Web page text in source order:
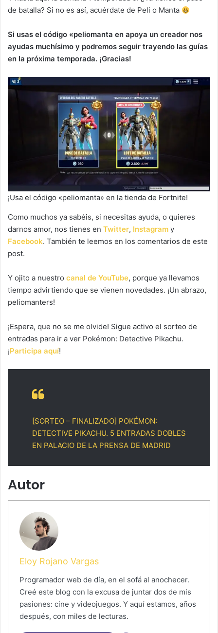
de batalla? Si no es así, acuérdate de Peli o Manta
Si usas el código «peliomanta en apoya un creador nos
ayudas muchísimo y podremos seguir trayendo las guías
en la próxima temporada. ¡Gracias!
¡Usa el código «peliomanta» en la tienda de Fortnite!
Como muchos ya sabéis, si necesitas ayuda, o quieres
darnos amor, nos tienes en Twitter, Instagram y
Facebook. También te leemos en los comentarios de este
post.
Y ojito a nuestro canal de YouTube, porque ya llevamos
tiempo advirtiendo que se vienen novedades. ¡Un abrazo,
peliomanters!
¡Espera, que no se me olvide! Sigue activo el sorteo de
entradas para ir a ver Pokémon: Detective Pikachu.
¡Participa aquí!
[SORTEO – FINALIZADO] POKÉMON:
DETECTIVE PIKACHU. 5 ENTRADAS DOBLES
EN PALACIO DE LA PRENSA DE MADRID
Autor
Eloy Rojano Vargas
Programador web de día, en el sofá al anochecer.
Creé este blog con la excusa de juntar dos de mis
pasiones: cine y videojuegos. Y aquí estamos, años
después, con miles de lecturas.